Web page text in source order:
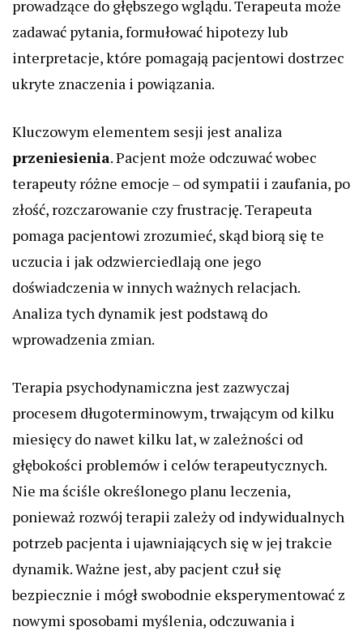
prowadzące do głębszego wglądu. Terapeuta może
zadawać pytania, formułować hipotezy lub
interpretacje, które pomagają pacjentowi dostrzec
ukryte znaczenia i powiązania.
Kluczowym elementem sesji jest analiza
przeniesienia. Pacjent może odczuwać wobec
terapeuty różne emocje – od sympatii i zaufania, po
złość, rozczarowanie czy frustrację. Terapeuta
pomaga pacjentowi zrozumieć, skąd biorą się te
uczucia i jak odzwierciedlają one jego
doświadczenia w innych ważnych relacjach.
Analiza tych dynamik jest podstawą do
wprowadzenia zmian.
Terapia psychodynamiczna jest zazwyczaj
procesem długoterminowym, trwającym od kilku
miesięcy do nawet kilku lat, w zależności od
głębokości problemów i celów terapeutycznych.
Nie ma ściśle określonego planu leczenia,
ponieważ rozwój terapii zależy od indywidualnych
potrzeb pacjenta i ujawniających się w jej trakcie
dynamik. Ważne jest, aby pacjent czuł się
bezpiecznie i mógł swobodnie eksperymentować z
nowymi sposobami myślenia, odczuwania i